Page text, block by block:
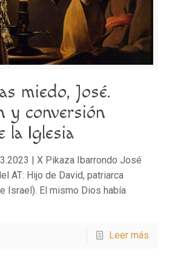
miedo, José.
y conversión
la Iglesia
| X Pikaza Ibarrondo José
AT: Hijo de David, patriarca
Israel). El mismo Dios había
Leer más